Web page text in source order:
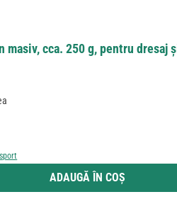
cca. 250 g, pentru dresaj
dorită sau utilizați butoanele pentru a mări
ADAUGĂ ÎN COȘ